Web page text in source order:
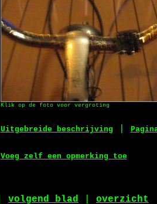
Klik op de foto voor vergroting
Uitgebreide beschrijving
Voeg zelf een opmerking toe
volgend blad overzicht